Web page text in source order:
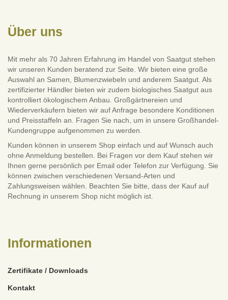
Über uns
Mit mehr als 70 Jahren Erfahrung im Handel von Saatgut stehen
wir unseren Kunden beratend zur Seite. Wir bieten eine große
Auswahl an Samen, Blumenzwiebeln und anderem Saatgut. Als
zertifizierter Händler bieten wir zudem biologisches Saatgut aus
kontrolliert ökologischem Anbau. Großgärtnereien und
Wiederverkäufern bieten wir auf Anfrage besondere Konditionen
und Preisstaffeln an. Fragen Sie nach, um in unsere Großhandel-
Kundengruppe aufgenommen zu werden.
Kunden können in unserem Shop einfach und auf Wunsch auch
ohne Anmeldung bestellen. Bei Fragen vor dem Kauf stehen wir
Ihnen gerne persönlich per Email oder Telefon zur Verfügung. Sie
können zwischen verschiedenen Versand-Arten und
Zahlungsweisen wählen. Beachten Sie bitte, dass der Kauf auf
Rechnung in unserem Shop nicht möglich ist.
Informationen
Zertifikate / Downloads
Kontakt